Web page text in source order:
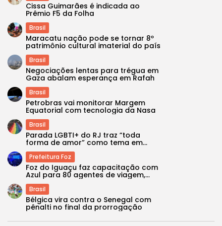
Cissa Guimarães é indicada ao
Prêmio F5 da Folha
Brasil
Maracatu nação pode se tornar 8º
patrimônio cultural imaterial do país
Brasil
Negociações lentas para trégua em
Gaza abalam esperança em Rafah
Brasil
Petrobras vai monitorar Margem
Equatorial com tecnologia da Nasa
Brasil
Parada LGBTI+ do RJ traz “toda
forma de amor” como tema em...
Prefeitura Foz
Foz do Iguaçu faz capacitação com
Azul para 80 agentes de viagem,...
Brasil
Bélgica vira contra o Senegal com
pênalti no final da prorrogação